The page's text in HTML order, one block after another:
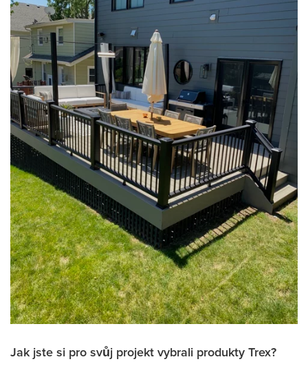
Jak jste si pro svůj projekt vybrali produkty Trex?